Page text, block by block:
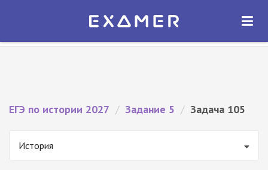
Экзамер — ЕГЭ 2027
ОТКРЫТЬ
ЕГЭ по истории 2027 / Задание 5 / Задача 105
История